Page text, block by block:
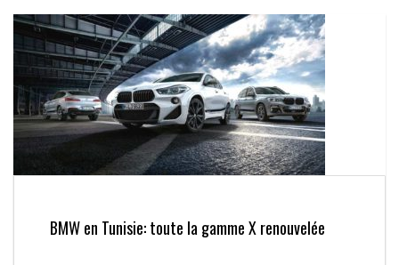
BMW en Tunisie: toute la gamme X renouvelée